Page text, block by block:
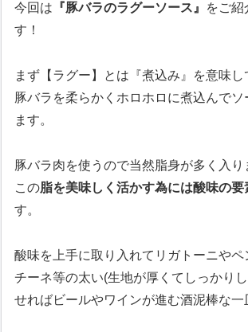
今回は 『豚バラのラグーソース』
をご紹
す！
まず【ラグー】とは『煮込み』を意味し
豚バラを柔らかくホロホロに煮込んでソ
ます。
豚バラ肉を使うので当然脂身が多く入り
この脂を美味しく活かす為には酸味の要
す。
酸味を上手に取り入れてリガトーニやペ
チーネ等の太い(生地が厚くてしっかり
せればビールやワインが進む酒泥棒な一